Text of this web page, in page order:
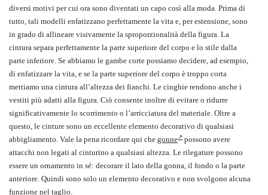
diversi motivi per cui ora sono diventati un capo così alla moda. Prima di
tutto, tali modelli enfatizzano perfettamente la vita e, per estensione, sono
in grado di allineare visivamente la sproporzionalità della figura. La
cintura separa perfettamente la parte superiore del corpo e lo stile dalla
parte inferiore. Se abbiamo le gambe corte possiamo decidere, ad esempio,
di enfatizzare la vita, e se la parte superiore del corpo è troppo corta
mettiamo una cintura all’altezza dei fianchi. Le cinghie rendono anche i
vestiti più adatti alla figura. Ciò consente inoltre di evitare o ridurre
significativamente lo scorrimento o l’arricciatura del materiale. Oltre a
questo, le cinture sono un eccellente elemento decorativo di qualsiasi
abbigliamento. Vale la pena ricordare qui che gonne
possono avere
attacchi non legati al cinturino a qualsiasi altezza. Le rilegature possono
essere un ornamento in sé: decorare il lato della gonna, il fondo o la parte
anteriore. Quindi sono solo un elemento decorativo e non svolgono alcuna
funzione nel taglio.